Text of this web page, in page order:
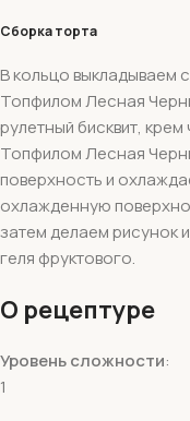
Сборка торта
В кольцо выкладываем
Топфилом Лесная
рулетный бисквит,
Топфилом Лесная
поверхность и
охлажденную
затем делаем рисунок
геля фруктового.
О рецептуре
Уровень сложности:
1